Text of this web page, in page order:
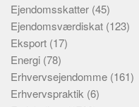
Ejendomsskatter (45)
Ejendomsværdiskat (123)
Eksport (17)
Energi (78)
Erhvervsejendomme (161)
Erhvervspraktik (6)